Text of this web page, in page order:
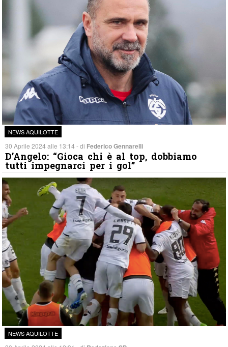
NEWS AQUILOTTE
30 Aprile 2024 alle 13:14 - di Federico Gennarelli
D’Angelo: “Gioca chi è al top, dobbiamo
tutti impegnarci per i gol”
NEWS AQUILOTTE